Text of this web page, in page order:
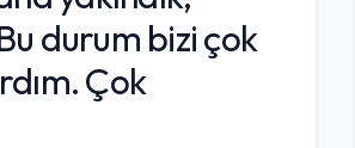
durum bizi çok
Çok